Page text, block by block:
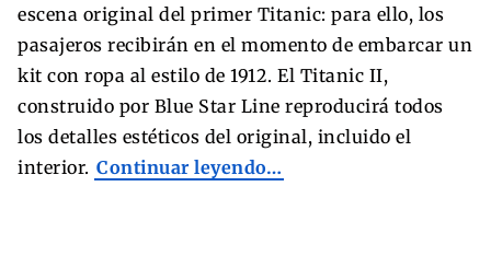
escena original del primer Titanic: para ello, los
pasajeros recibirán en el momento de embarcar un
kit con ropa al estilo de 1912. El Titanic II,
construido por Blue Star Line reproducirá todos
los detalles estéticos del original, incluido el
interior. Continuar leyendo…